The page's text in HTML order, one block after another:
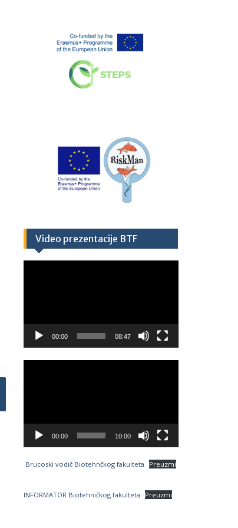
Video prezentacije BTF
00:00 08:47
00:00 10:00
Brucoski vodič Biotehnčkog fakulteta Preuzmi
INFORMATOR Biotehničkog fakulteta Preuzmi